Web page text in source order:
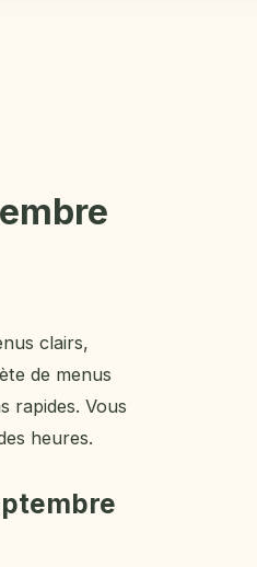
clairs,
de menus
rapides. Vous
heures.